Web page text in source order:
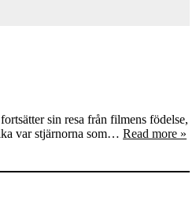
sin resa från filmens födelse,
var stjärnorna som… Read more »